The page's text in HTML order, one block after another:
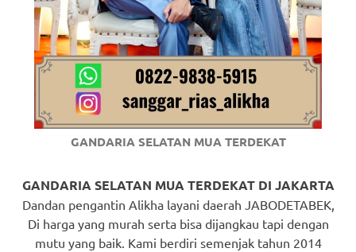
these
guys
his
comment
GANDARIA SELATAN MUA TERDEKAT
GANDARIA SELATAN MUA TERDEKAT DI JAKARTA
Dandan pengantin Alikha layani daerah JABODETABEK,
Di harga yang murah serta bisa dijangkau tapi dengan
mutu yang baik. Kami berdiri semenjak tahun 2014